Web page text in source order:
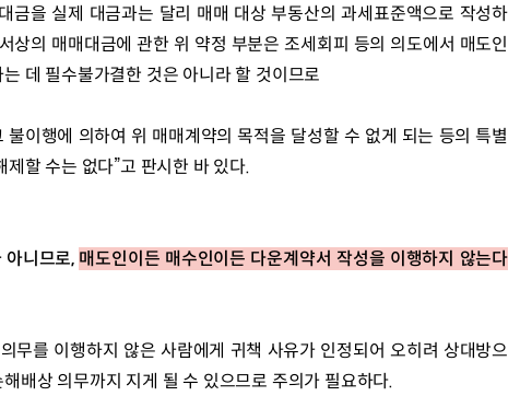
금을 실제 대금과는 달리 매매 대상 부동산의 과세표준액으로 작성하
의 매매대금에 관한 위 약정 부분은 조세회피 등의 의도에서 매도인
데 필수불가결한 것은 아니라 할 것이므로
이행에 의하여 위 매매계약의 목적을 달성할 수 없게 되는 등의 특별
할 수는 없다”고 판시한 바 있다.
니므로, 매도인이든 매수인이든 다운계약서 작성을 이행하지 않는다
무를 이행하지 않은 사람에게 귀책 사유가 인정되어 오히려 상대방으
배상 의무까지 지게 될 수 있으므로 주의가 필요하다.